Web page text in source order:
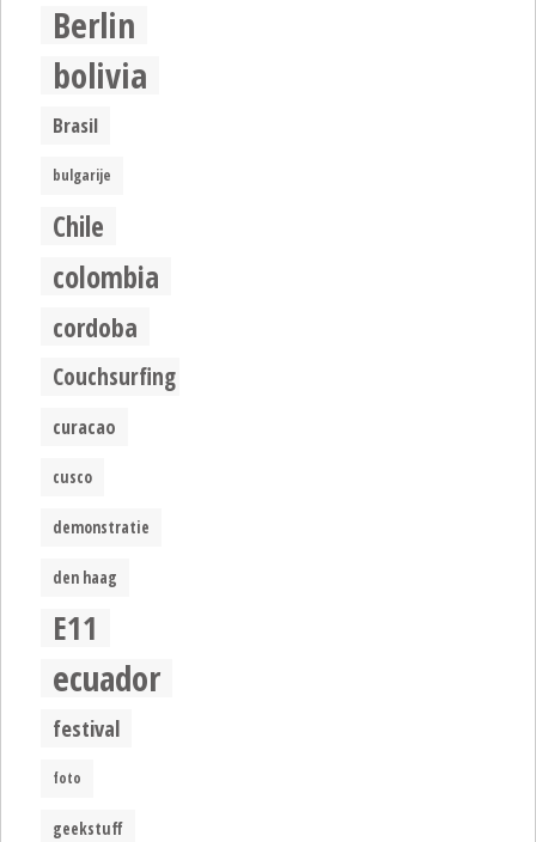
Berlin
bolivia
Brasil
bulgarije
Chile
colombia
cordoba
Couchsurfing
curacao
cusco
demonstratie
den haag
E11
ecuador
festival
foto
geekstuff